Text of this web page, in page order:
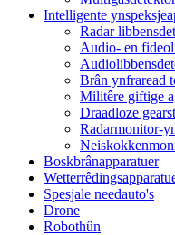
Intelligente
Radar
Audio- en
Brân ynfraread
Militêre giftige
Draadloze
Radarmonitor-
Boskbrânapparatuer
Spesjale needauto's
Drone
Robothûn